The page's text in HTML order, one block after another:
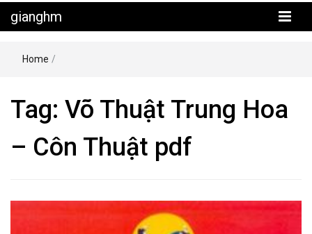
gianghm
Home /
Tag: Võ Thuật Trung Hoa
– Côn Thuật pdf